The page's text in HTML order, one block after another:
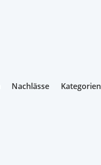
Nachlässe Kategorien